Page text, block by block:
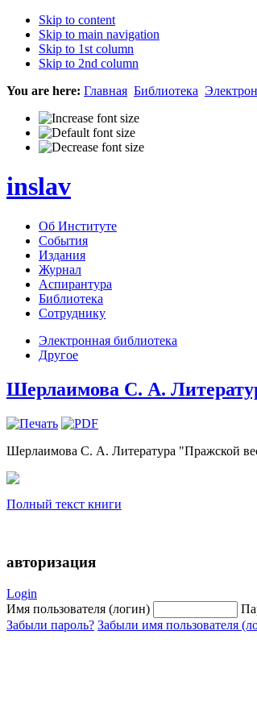
Skip to content
Skip to main navigation
Skip to 1st column
Skip to 2nd column
You are here: Главная Библиотека
inslav
Об Институте
События
Издания
Журнал
Аспирантура
Библиотека
Сотруднику
Электронная библиотека
Другое
Шерлаимова С. А.
Шерлаимова С. А. Литература "Пражской
Полный текст книги
авторизация
Login
Имя пользователя (логин)
Забыли пароль? Забыли имя пользователя